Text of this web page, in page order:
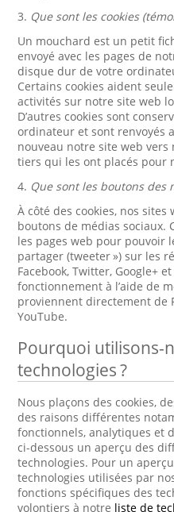
3. Que sont les cookies
Un mouchard est un petit
envoyé avec les pages de
disque dur de votre
Certains cookies aident
activités sur notre site web
D’autres cookies sont
ordinateur et sont renvoyés
nouveau notre site web vers
tiers qui les ont placés pour
4. Que sont les boutons des
À côté des cookies, nos
boutons de médias sociaux.
les pages web pour pouvoir
partager (tweeter ») sur les
Facebook, Twitter, Google+
fonctionnement à l’aide de
proviennent directement de
YouTube.
Pourquoi utilisons-
technologies ?
Nous plaçons des cookies,
des raisons différentes
fonctionnels, analytiques et
ci-dessous un aperçu des
technologies. Pour un
technologies utilisées par
fonctions spécifiques des
volontiers à notre liste de